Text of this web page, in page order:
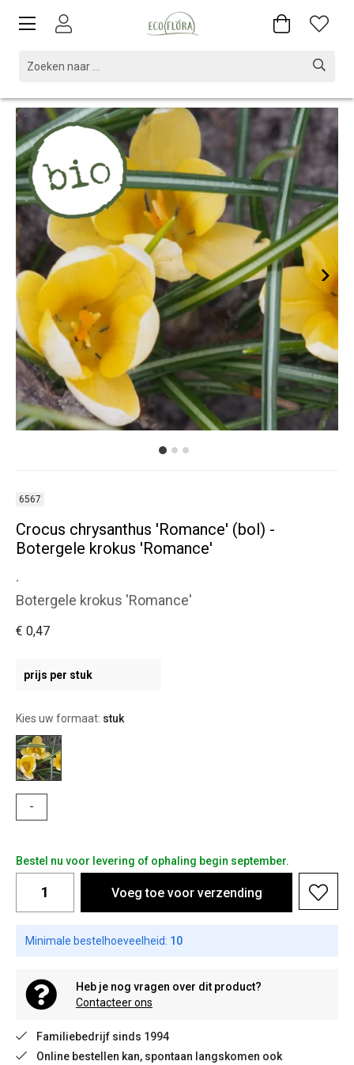
6567
Crocus chrysanthus 'Romance' (bol) -
Botergele krokus 'Romance'
.
Botergele krokus 'Romance'
€ 0,47
prijs per stuk
Kies uw formaat: stuk
-
Bestel nu voor levering of ophaling begin september.
Voeg toe voor verzending
Minimale bestelhoeveelheid: 10
Heb je nog vragen over dit product?
Contacteer ons
Familiebedrijf sinds 1994
Online bestellen kan, spontaan langskomen ook